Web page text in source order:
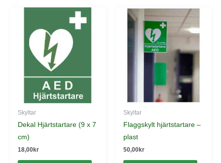
Skyltar
Dekal Hjärtstartare (9 x 7
cm)
18,00kr
Skyltar
Flaggskylt hjärtstartare –
plast
50,00kr